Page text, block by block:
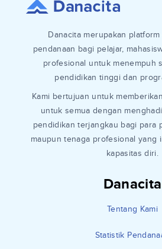
Danacita
Tentang Kami
Statistik
Danacita merupakan
pendanaan bagi pelajar,
profesional untuk menempuh
pendidikan tinggi dan
Kami bertujuan untuk
untuk semua dengan
pendidikan terjangkau bagi para
maupun tenaga profesional yang
kapasitas diri.